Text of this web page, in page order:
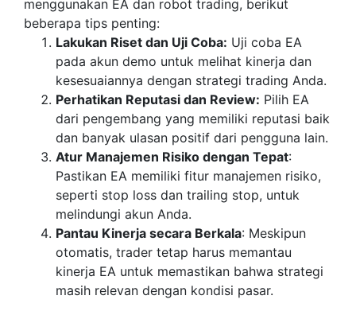
menggunakan EA dan robot trading, berikut
beberapa tips penting:
Lakukan Riset dan Uji Coba: Uji coba EA
pada akun demo untuk melihat kinerja dan
kesesuaiannya dengan strategi trading Anda.
Perhatikan Reputasi dan Review: Pilih EA
dari pengembang yang memiliki reputasi baik
dan banyak ulasan positif dari pengguna lain.
Atur Manajemen Risiko dengan Tepat:
Pastikan EA memiliki fitur manajemen risiko,
seperti stop loss dan trailing stop, untuk
melindungi akun Anda.
Pantau Kinerja secara Berkala: Meskipun
otomatis, trader tetap harus memantau
kinerja EA untuk memastikan bahwa strategi
masih relevan dengan kondisi pasar.